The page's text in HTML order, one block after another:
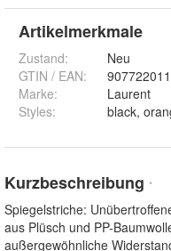
Artikelmerkmale
Zustand:
Neu
GTIN / EAN:
Marke:
Laurent
Styles:
Kurzbeschreibung *
Spiegelstriche:
aus Plüsch und PP-
außergewöhnliche